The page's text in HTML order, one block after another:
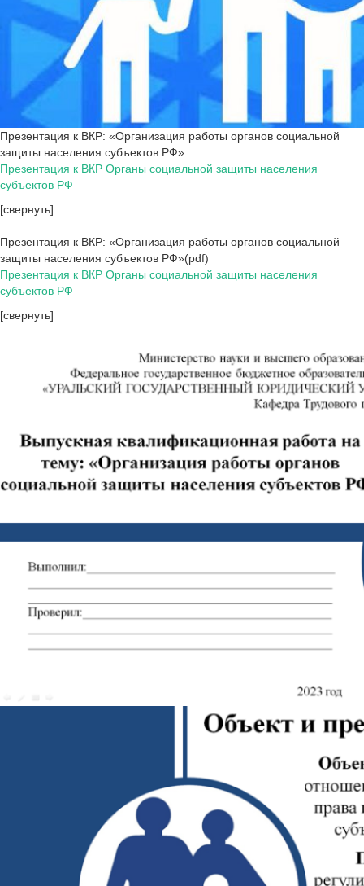
Презентация к ВКР: «Организация работы органов социальной
защиты населения субъектов РФ»
Презентация к ВКР Органы социальной защиты населения
субъектов РФ
[свернуть]
Презентация к ВКР: «Организация работы органов социальной
защиты населения субъектов РФ»(pdf)
Презентация к ВКР Органы социальной защиты населения
субъектов РФ
[свернуть]